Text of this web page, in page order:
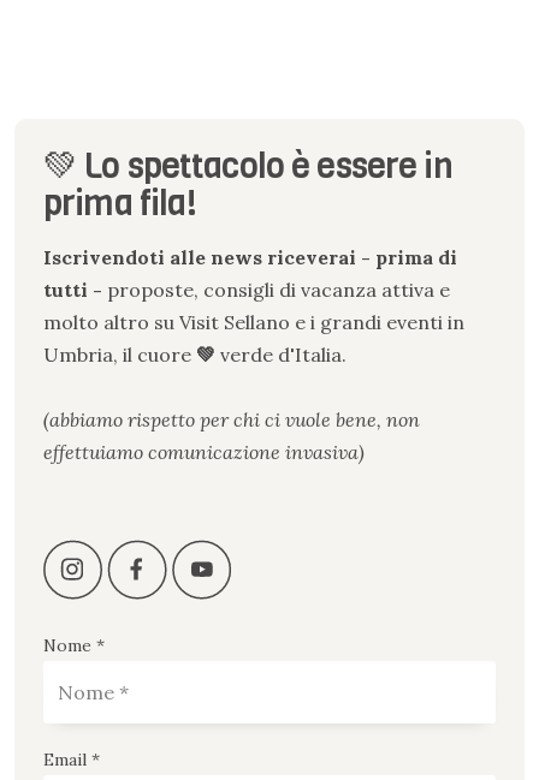
💚 Lo spettacolo è essere in
prima fila!
Iscrivendoti alle news riceverai - prima di
tutti - proposte, consigli di vacanza attiva e
molto altro su Visit Sellano e i grandi eventi in
Umbria, il cuore 💚 verde d'Italia.
(abbiamo rispetto per chi ci vuole bene, non
effettuiamo comunicazione invasiva)
Nome *
Email *